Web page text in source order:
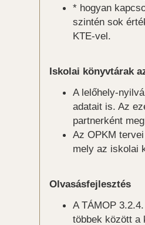
* hogyan
szintén sok
KTE-vel.
Iskolai könyvtárak
A lelőhely-
adatait is. Az
partnerként
Az OPKM
mely az iskolai
Olvasásfejlesztés
A TÁMOP
többek között a